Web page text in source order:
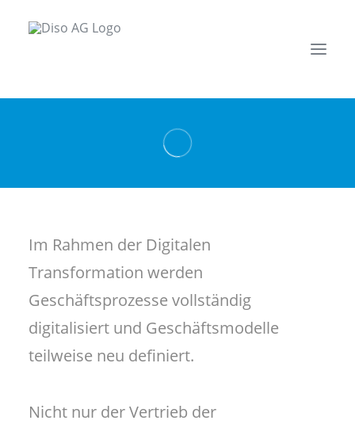
Managed Cloud Services
Im Rahmen der Digitalen
Transformation werden
Geschäftsprozesse vollständig
digitalisiert und Geschäftsmodelle
teilweise neu definiert.
Nicht nur der Vertrieb der